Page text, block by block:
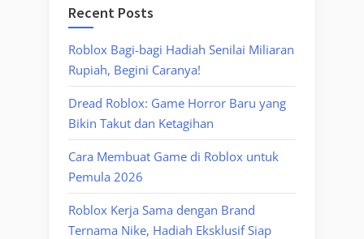
Recent Posts
Roblox Bagi-bagi Hadiah Senilai Miliaran
Rupiah, Begini Caranya!
Dread Roblox: Game Horror Baru yang
Bikin Takut dan Ketagihan
Cara Membuat Game di Roblox untuk
Pemula 2026
Roblox Kerja Sama dengan Brand
Ternama Nike, Hadiah Eksklusif Siap